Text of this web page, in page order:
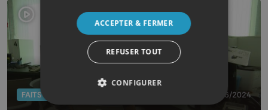
FAITS DIVERS 26/06/2024
ACCEPTER & FERMER
REFUSER TOUT
CONFIGURER